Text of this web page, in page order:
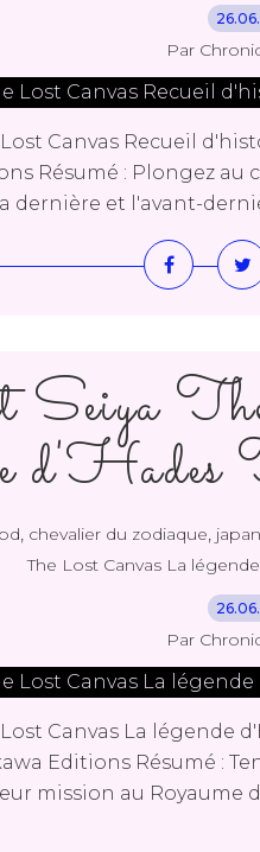
Par
Canvas Recueil
Résumé : Plongez
dernière et l'avant-
Seiya
bd, chevalier du zodiaque,
The Lost Canvas La
Par
Canvas La légende
Editions Résumé :
mission au